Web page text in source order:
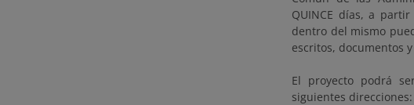
QUINCE días, a
dentro del mismo
escritos, documentos
El proyecto podrá
siguientes direcciones: